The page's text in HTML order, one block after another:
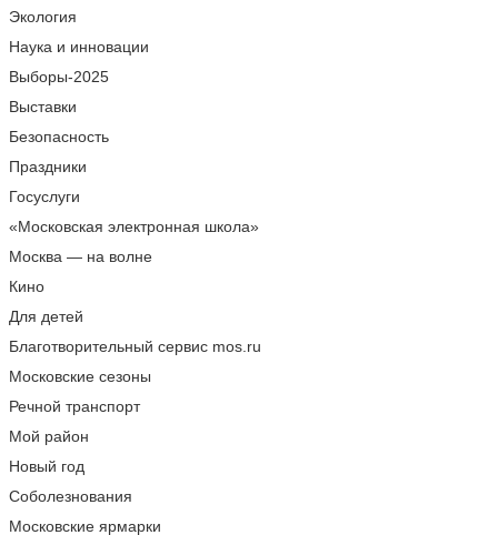
Экология
Наука и инновации
Выборы-2025
Выставки
Безопасность
Праздники
Госуслуги
«Московская электронная школа»
Москва — на волне
Кино
Для детей
Благотворительный сервис mos.ru
Московские сезоны
Речной транспорт
Мой район
Новый год
Соболезнования
Московские ярмарки